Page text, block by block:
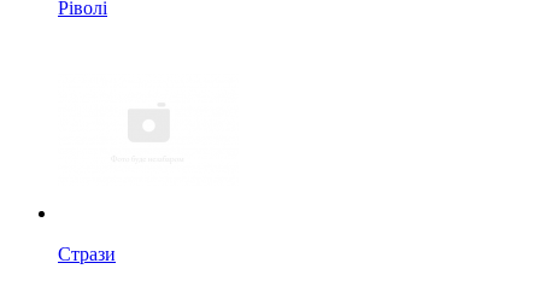
Ріволі
Стрази